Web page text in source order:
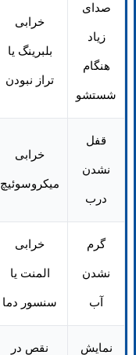
صدای
زیاد
هنگام
شستشو
خرابی
بلبرینگ یا
تراز نبودن
قفل
نشدن
درب
خرابی
میکروسوئیچ
گرم
نشدن
آب
خرابی
المنت یا
سنسور دما
نمایش نقص در